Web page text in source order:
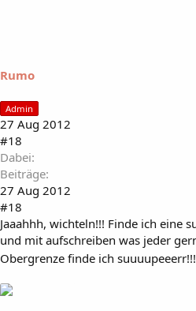
Rumo
Admin
27 Aug 2012
#18
Dabei
Beiträge
27 Aug 2012
#18
Jaaahhh, wichteln!!! Finde ich eine
und mit aufschreiben was jeder
Obergrenze finde ich